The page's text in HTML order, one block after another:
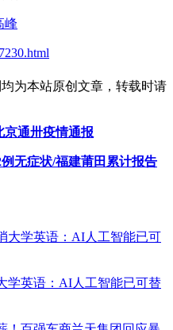
峰
为本站原创文章，转载时请
京通卅疫情通报
无症状/福建莆田累计报告
学英语：AI人工智能已可替